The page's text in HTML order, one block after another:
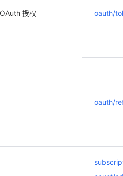
OAuth 授权 oauth/
oauth/